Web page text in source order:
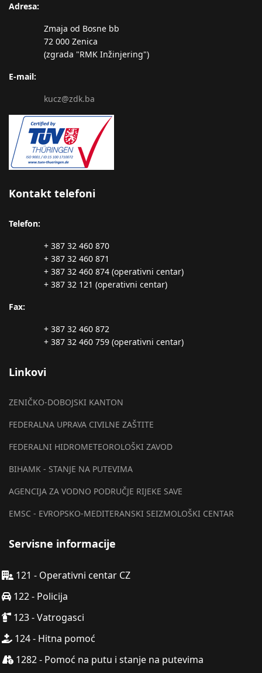
Adresa:
Zmaja od Bosne bb
72 000 Zenica
(zgrada "RMK Inžinjering")
E-mail:
kucz@zdk.ba
Kontakt telefoni
Telefon:
+ 387 32 460 870
+ 387 32 460 871
+ 387 32 460 874 (operativni centar)
+ 387 32 121 (operativni centar)
Fax:
+ 387 32 460 872
+ 387 32 460 759 (operativni centar)
Linkovi
ZENIČKO-DOBOJSKI KANTON
FEDERALNA UPRAVA CIVILNE ZAŠTITE
FEDERALNI HIDROMETEOROLOŠKI ZAVOD
BIHAMK - STANJE NA PUTEVIMA
AGENCIJA ZA VODNO PODRUČJE RIJEKE SAVE
EMSC - EVROPSKO-MEDITERANSKI SEIZMOLOŠKI CENTAR
Servisne informacije
121 - Operativni centar CZ
122 - Policija
123 - Vatrogasci
124 - Hitna pomoć
1282 - Pomoć na putu i stanje na putevima